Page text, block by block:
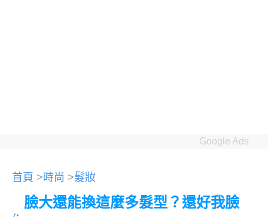
Google Ads
首頁 >時尚 >髮妝
臉大還能換這麼多髮型？還好我臉